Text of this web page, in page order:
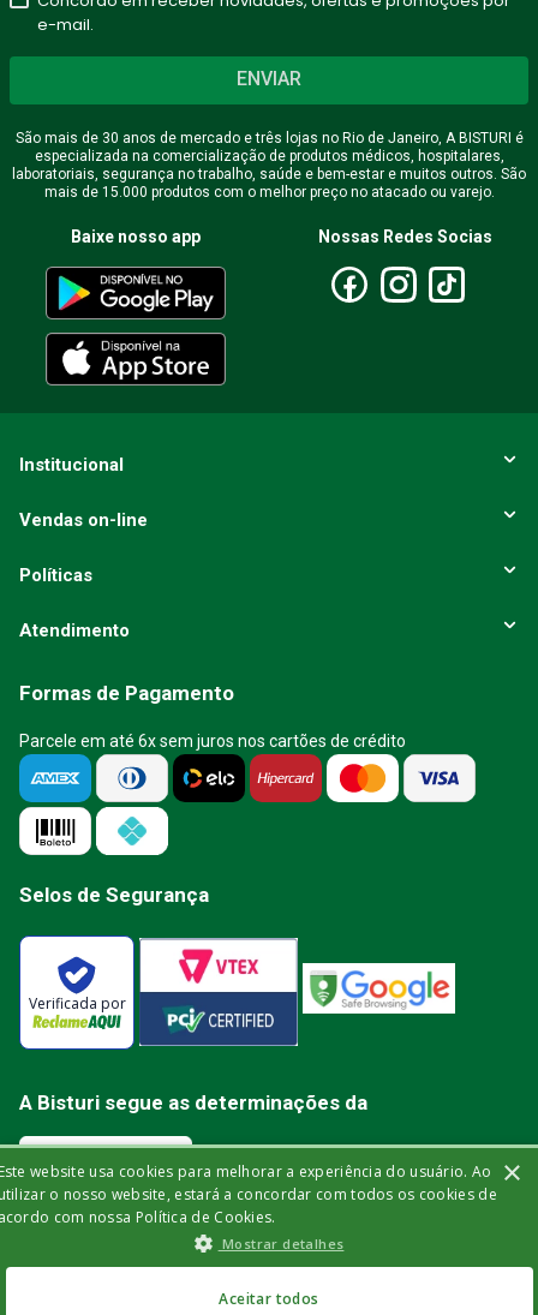
52,25no Pix
R$55,00 em até
e-mail.
ENVIAR
São mais de 30 anos de mercado e três lojas no Rio de Janeiro, A BISTURI é
especializada na comercialização de produtos médicos, hospitalares,
laboratoriais, segurança no trabalho, saúde e bem-estar e muitos outros. São
mais de 15.000 produtos com o melhor preço no atacado ou varejo.
Baixe nosso app Nossas Redes Socias
Institucional
Vendas on-line
Políticas
Atendimento
Formas de Pagamento
Parcele em até 6x sem juros nos cartões de crédito
Selos de Segurança
Verificada por
A Bisturi segue as determinações da
Bisturi Distribuidora de Material Hospitalar Ltda | Rua Miguel de Frias, 150 -
loja | Icaraí | Niterói - Rio de Janeiro | CEP: 24.220-003 | CNPJ: 32.561.144/0001-
03 | Insc. Est.: 84.147.982 | Telefone: (21) 2606-1709. © 2021 bisturi.com.br.
devem ser utilizadas para automedicação e não substituem, de forma
×
website usa cookies para melhorar a experiência do usuário. Ao
o nosso website, estará a concordar com todos os cookies de
com nossa Política de Cookies.
Mostrar detalhes
Aceitar todos